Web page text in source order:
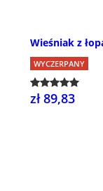
Wieśniak z
WYCZERPANY
zł 89,83